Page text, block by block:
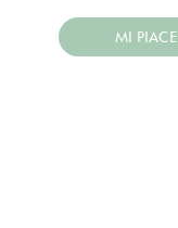
MI PIACE